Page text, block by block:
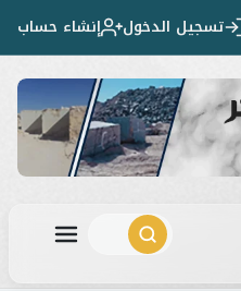
تسجيل الدخول إنشاء حساب